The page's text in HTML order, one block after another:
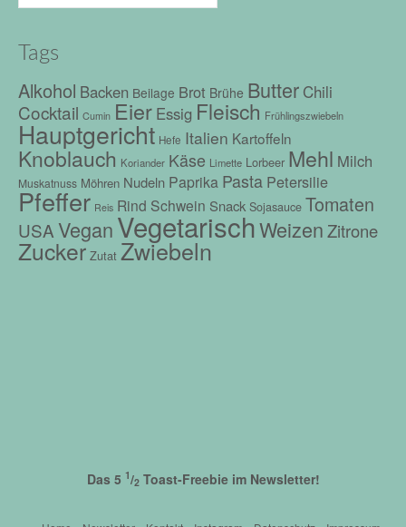
Tags
Alkohol Backen Beilage Brot Brühe Butter Chili
Cocktail Cumin Eier Essig Fleisch Frühlingszwiebeln
Hauptgericht Hefe Italien Kartoffeln
Knoblauch Koriander Käse Limette Lorbeer Mehl Milch
Muskatnuss Möhren Nudeln Paprika Pasta Petersilie
Pfeffer Reis Rind Schwein Snack Sojasauce Tomaten
USA VeganVegetarischWeizenZitrone
Zucker Zutat Zwiebeln
Das 5 1/2Toast-Freebie im Newsletter!